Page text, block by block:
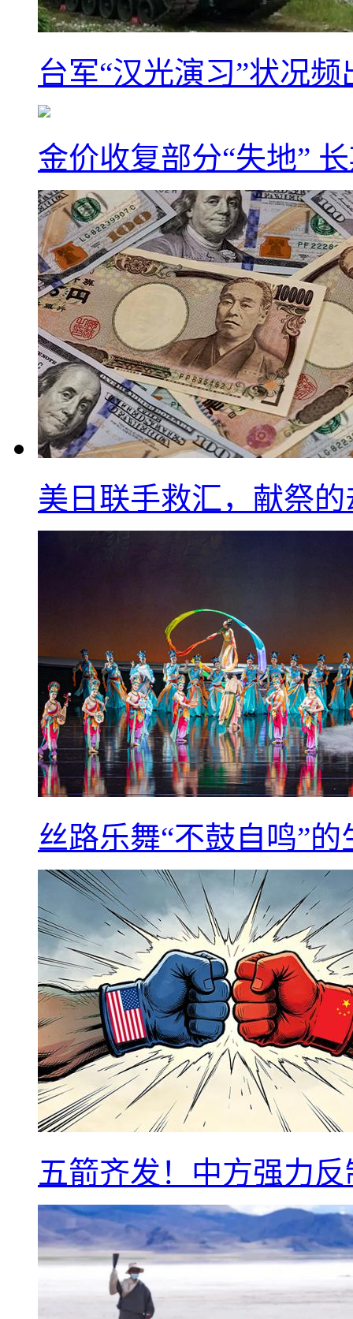
台军“汉光演习”状况
金价收复部分“失地”
美日联手救汇，献祭
丝路乐舞“不鼓自鸣”
五箭齐发！中方强力